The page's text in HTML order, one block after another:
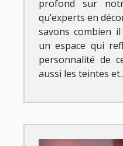
profond sur
qu’experts en
savons combien
un espace qui
personnalité de
aussi les teintes